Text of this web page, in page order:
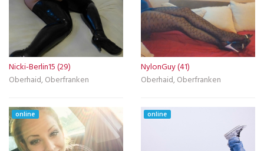
Nicki-Berlin15 (29)
Oberhaid, Oberfranken
NylonGuy (41)
Oberhaid, Oberfranken
online online